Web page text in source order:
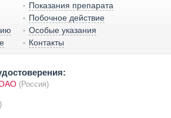
Показания препарата
Побочное действие
Особые указания
Контакты
ОАО (Россия)